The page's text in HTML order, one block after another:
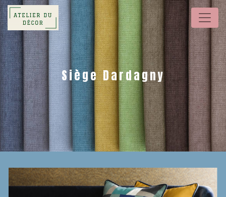
Panneau de gestion des cookies
Siège Dardagny